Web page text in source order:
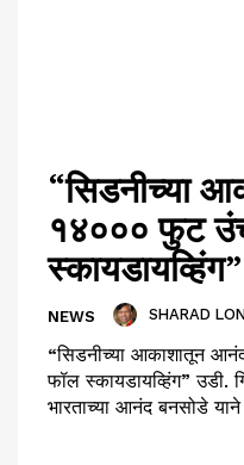
“सिडनीच्या
१४००० फुट
NEWS SHARAD
“सिडनीच्या आकाशातून
फॉल स्कायडायव्हिंग” उडी. गिर्यारोहणासाठी सध्या ऑस्ट्रेलिया खंडात असलेल्या
भारताच्या आनंद बनसोडे